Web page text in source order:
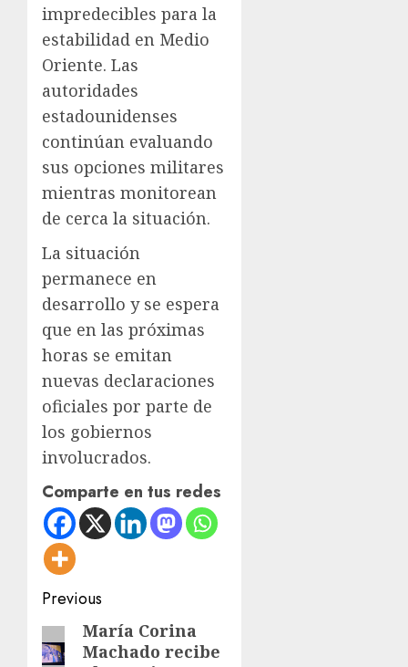
impredecibles para la
estabilidad en Medio
Oriente. Las
autoridades
estadounidenses
continúan evaluando
sus opciones militares
mientras monitorean
de cerca la situación.
La situación
permanece en
desarrollo y se espera
que en las próximas
horas se emitan
nuevas declaraciones
oficiales por parte de
los gobiernos
involucrados.
Comparte en tus redes
Post
navigation
Previous
Previous
post:
María Corina
Machado recibe